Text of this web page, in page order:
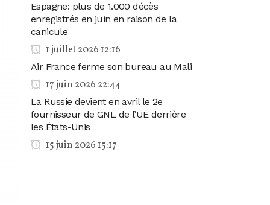
Espagne: plus de 1.000 décès
enregistrés en juin en raison de la
canicule
1 juillet 2026 12:16
Air France ferme son bureau au Mali
17 juin 2026 22:44
La Russie devient en avril le 2e
fournisseur de GNL de l’UE derrière
les États-Unis
15 juin 2026 15:17